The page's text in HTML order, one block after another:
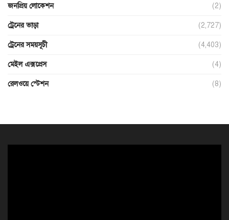
জনপ্রিয় লোকেশন (2)
ট্রেনের ভাড়া (2,727)
ট্রেনের সময়সূচী (4,403)
মেইল এক্সপ্রেস (4)
রেলওয়ে স্টেশন (8)